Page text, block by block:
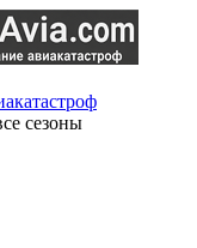
сезоны